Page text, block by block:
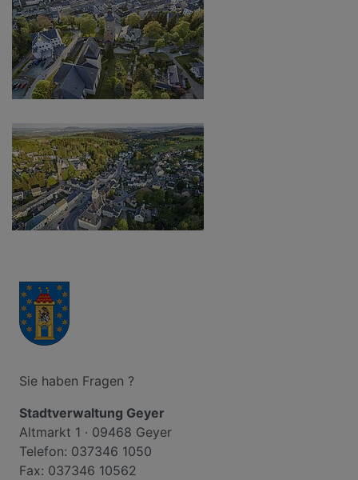
Sie haben Fragen ?
Stadtverwaltung Geyer
Altmarkt 1 · 09468 Geyer
Telefon: 037346 1050
Fax: 037346 10562